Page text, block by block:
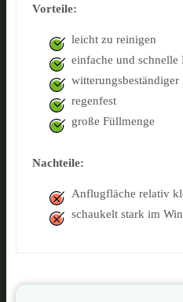
Vorteile:
leicht zu reinigen
einfache und schnelle
regenfest
große Füllmenge
Nachteile:
Anflugfläche relativ
schaukelt stark im